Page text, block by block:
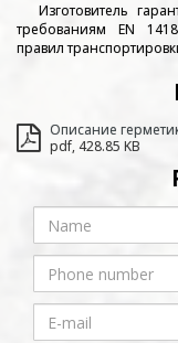
Изготовитель
требованиям EN
правил
Описание
pdf, 428.85 KB